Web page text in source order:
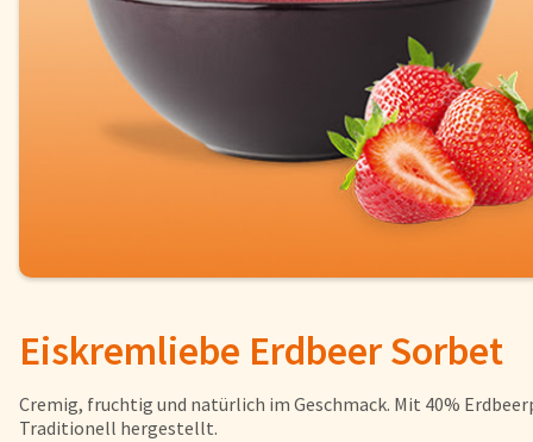
Pizzen und
Snacks
Torten und
Brot und Brötchen
Über uns
Presse & News
Eiskremliebe Erdbeer Sorbet
Cremig, fruchtig und natürlich im Geschmack. Mit 40%
Traditionell hergestellt.